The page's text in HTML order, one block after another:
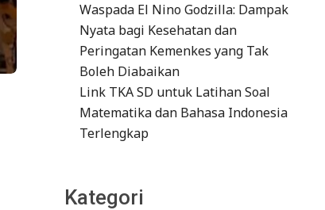
Waspada El Nino Godzilla: Dampak
Nyata bagi Kesehatan dan
Peringatan Kemenkes yang Tak
Boleh Diabaikan
Link TKA SD untuk Latihan Soal
Matematika dan Bahasa Indonesia
Terlengkap
Kategori